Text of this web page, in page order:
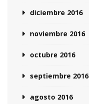
diciembre 2016
noviembre 2016
octubre 2016
septiembre 2016
agosto 2016